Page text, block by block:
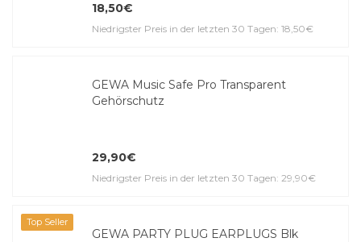
18,50€
Niedrigster Preis in der letzten 30 Tagen: 18,50€
GEWA Music Safe Pro Transparent
Gehörschutz
29,90€
Niedrigster Preis in der letzten 30 Tagen: 29,90€
Top Seller
GEWA PARTY PLUG EARPLUGS Blk